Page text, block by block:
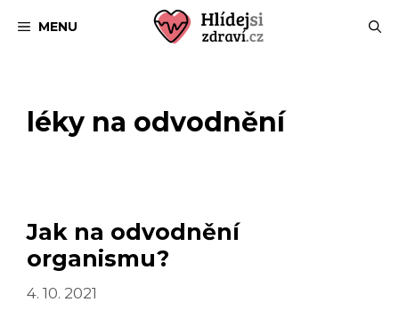
MENU
léky na odvodnění
Jak na odvodnění
organismu?
4. 10. 2021